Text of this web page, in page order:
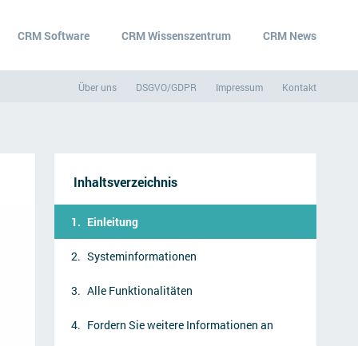
CRM Software CRM Wissenszentrum CRM News
Über uns DSGVO/GDPR Impressum Kontakt
Inhaltsverzeichnis
Einleitung
Systeminformationen
Alle Funktionalitäten
Fordern Sie weitere Informationen an